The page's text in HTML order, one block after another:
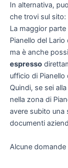
In alternativa,
che trovi sul
La maggior
Pianello del
ma è anche
espresso
ufficio di Pianello
Quindi, se sei
nella zona di
avere subito una
documenti
Alcune